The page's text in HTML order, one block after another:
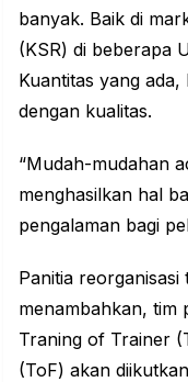
banyak. Baik di
(KSR) di beberapa
Kuantitas yang
dengan kualitas.
“Mudah-mudahan
menghasilkan hal
pengalaman bagi
Panitia
menambahkan, tim
Traning of Trainer
(ToF) akan